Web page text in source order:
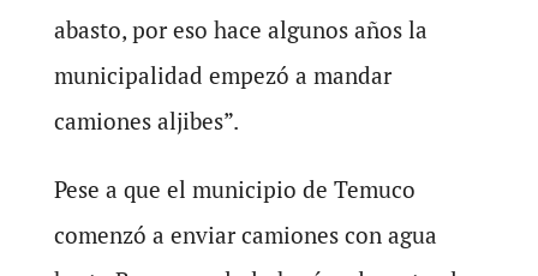
abasto, por eso hace algunos años la
municipalidad empezó a mandar
camiones aljibes”.
Pese a que el municipio de Temuco
comenzó a enviar camiones con agua